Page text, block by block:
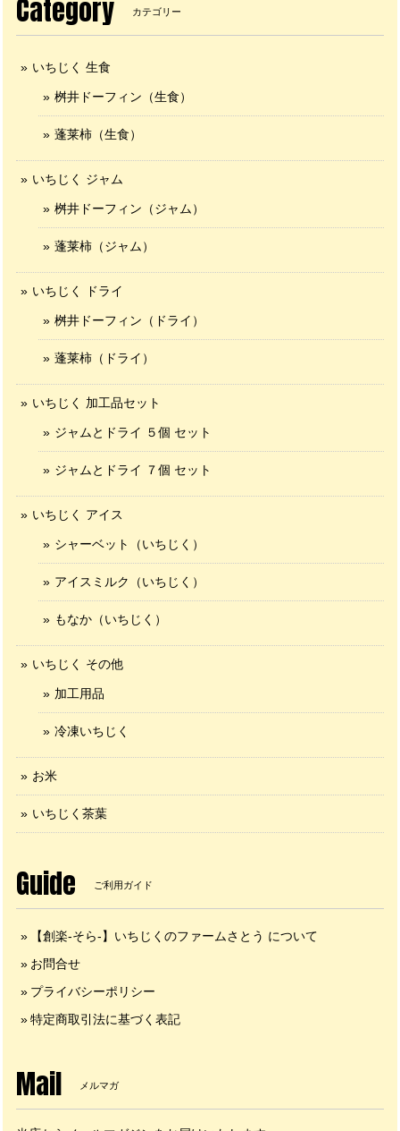
Category カテゴリー
いちじく 生食
桝井ドーフィン（生食）
蓬莱柿（生食）
いちじく ジャム
桝井ドーフィン（ジャム）
蓬莱柿（ジャム）
いちじく ドライ
桝井ドーフィン（ドライ）
蓬莱柿（ドライ）
いちじく 加工品セット
ジャムとドライ ５個 セット
ジャムとドライ ７個 セット
いちじく アイス
シャーベット（いちじく）
アイスミルク（いちじく）
もなか（いちじく）
いちじく その他
加工用品
冷凍いちじく
お米
いちじく茶葉
Guide ご利用ガイド
【創楽-そら-】いちじくのファームさとう について
お問合せ
プライバシーポリシー
特定商取引法に基づく表記
Mail メルマガ